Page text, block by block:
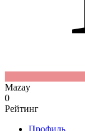
Mazay
0
Рейтинг
Профиль